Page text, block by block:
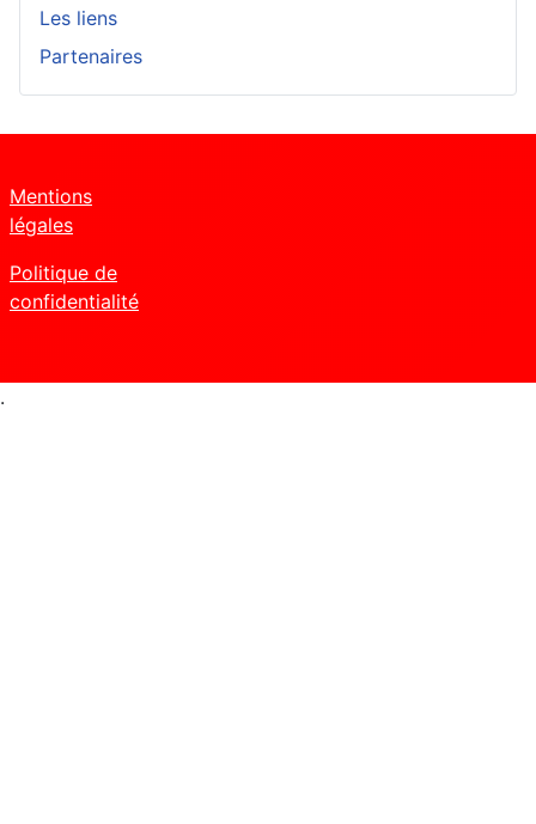
Les liens
Partenaires
Mentions
légales
Politique de
confidentialité
.